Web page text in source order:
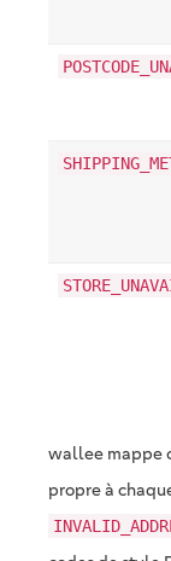
wallee mappe
propre à